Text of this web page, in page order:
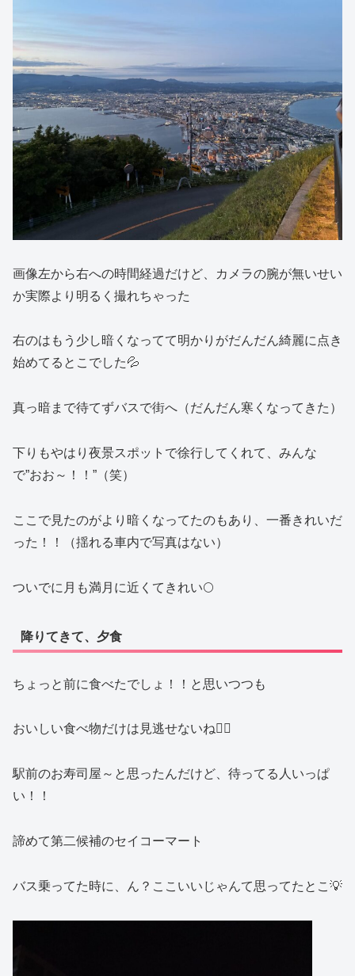
画像左から右への時間経過だけど、カメラの腕が無いせい
か実際より明るく撮れちゃった
右のはもう少し暗くなってて明かりがだんだん綺麗に点き
始めてるとこでした💦
真っ暗まで待てずバスで街へ（だんだん寒くなってきた）
下りもやはり夜景スポットで徐行してくれて、みんな
で”おお～！！”（笑）
ここで見たのがより暗くなってたのもあり、一番きれいだ
った！！（揺れる車内で写真はない）
ついでに月も満月に近くてきれい🌕
降りてきて、夕食
ちょっと前に食べたでしょ！！と思いつつも
おいしい食べ物だけは見逃せないね🙂‍↕️
駅前のお寿司屋～と思ったんだけど、待ってる人いっぱ
い！！
諦めて第二候補のセイコーマート
バス乗ってた時に、ん？ここいいじゃんて思ってたとこ💡